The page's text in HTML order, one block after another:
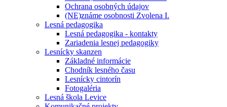
Ochrana osobných údajov
(NE)známe osobnosti Zvolena I.
Lesná pedagogika
Lesná pedagogika - kontakty
Zariadenia lesnej pedagogiky
Lesnícky skanzen
Základné informácie
Chodník lesného času
Lesnícky cintorín
Fotogaléria
Lesná škola Levice